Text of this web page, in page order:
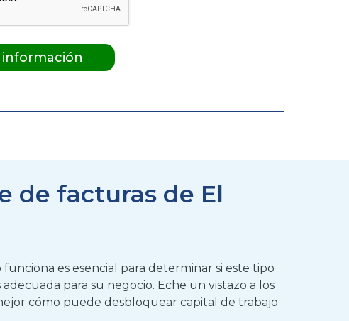
de facturas de El
es esencial para determinar si este tipo
para su negocio. Eche un vistazo a los
cómo puede desbloquear capital de trabajo